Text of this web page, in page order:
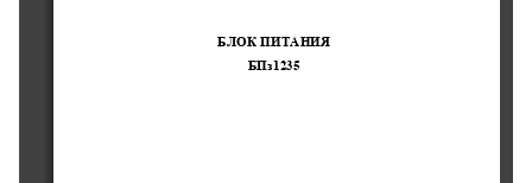
БЛОК ПИТАНИЯ
БПз1235